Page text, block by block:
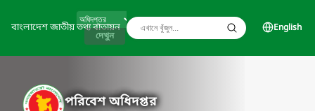
বাংলাদেশ জাতীয় তথ্য বাতায়ন
দেখুন
English
পরিবেশ অধিদপ্তর